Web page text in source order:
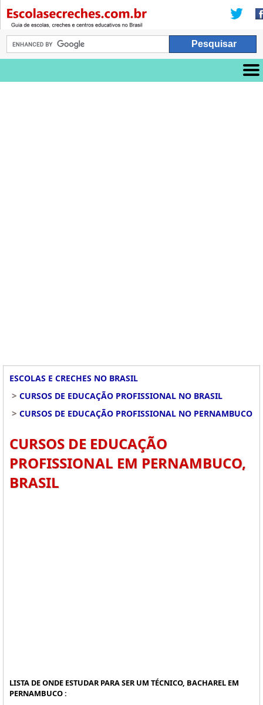
ESCOLAS E CRECHES NO BRASIL
> CURSOS DE EDUCAÇÃO PROFISSIONAL NO BRASIL
> CURSOS DE EDUCAÇÃO PROFISSIONAL NO PERNAMBUCO
CURSOS DE EDUCAÇÃO
PROFISSIONAL EM PERNAMBUCO,
BRASIL
LISTA DE ONDE ESTUDAR PARA SER UM TÉCNICO, BACHAREL EM
PERNAMBUCO :